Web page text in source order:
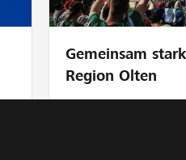
Gemeinsam
Region Olten